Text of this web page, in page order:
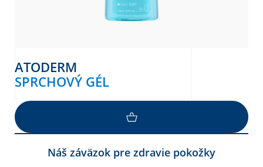
ATODERM
SPRCHOVÝ GÉL
NAČÍTAŤ VIACNáš záväzok pre zdravie pokožky